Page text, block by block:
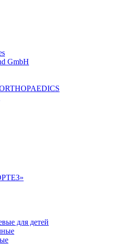
GmbH
для детей